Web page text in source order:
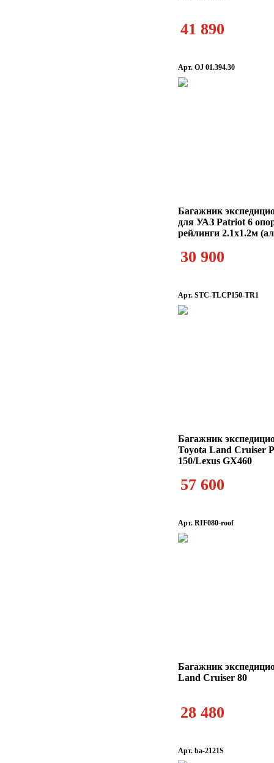
41 890
Арт. OJ 01.394.30
Багажник
для УАЗ Patriot 6
рейлинги 2.1х1.2м
30 900
Арт. STC-TLCP150-TR1
Багажник
Toyota Land Cruiser
150/Lexus GX460
57 600
Арт. RIF080-roof
Багажник
Land Cruiser 80
28 480
Арт. ba-2121S